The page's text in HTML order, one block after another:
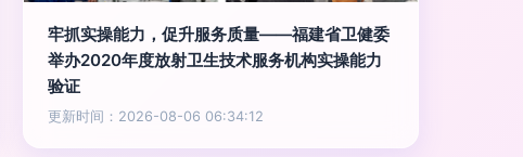
牢抓实操能力，促升服务质量——福建省卫健委
举办2020年度放射卫生技术服务机构实操能力
验证
更新时间：2026-08-06 06:34:12